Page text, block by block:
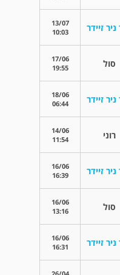
זיידר
13/07
10:03
סול
17/06
19:55
זיידר
18/06
06:44
רוני
14/06
11:54
זיידר
16/06
16:39
סול
16/06
13:16
זיידר
16/06
16:31